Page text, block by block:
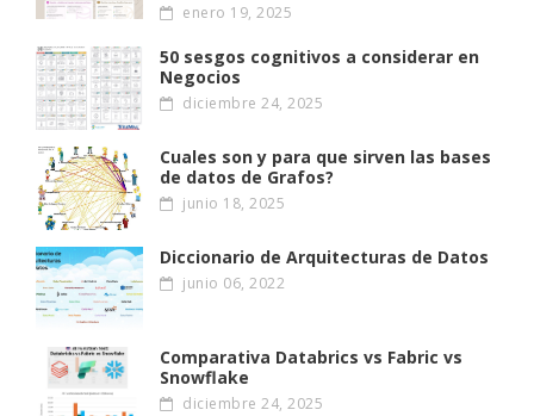
enero 19, 2025
50 sesgos cognitivos a considerar en
Negocios
diciembre 24, 2025
Cuales son y para que sirven las bases
de datos de Grafos?
junio 18, 2025
Diccionario de Arquitecturas de Datos
junio 06, 2022
Comparativa Databrics vs Fabric vs
Snowflake
diciembre 24, 2025